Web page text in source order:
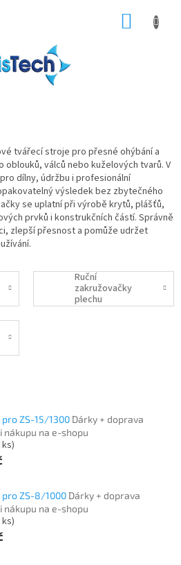
tvářecí stroje pro přesné ohýbání a
oblouků, válců nebo kuželových tvarů. V
dílny, údržbu i profesionální
výsledek bez zbytečného
se uplatní při výrobě krytů, plášťů,
prvků i konstrukčních částí. Správně
zlepší přesnost a pomůže udržet
Ruční
zakružovačky
plechu
ZS-15/1300 Dárky + doprava
nákupu na e-shopu
ks)
pro ZS-8/1000 Dárky + doprava
nákupu na e-shopu
ks)